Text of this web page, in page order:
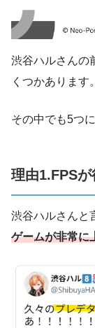
渋谷ハルさんの
くつかあります。
その中でも5つ
理由1.FPS
渋谷ハルさんと
ゲームが非常に